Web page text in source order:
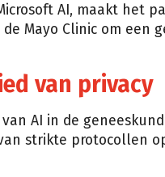
AI, maakt het
Mayo Clinic om een
van privacy
AI in de
strikte protocollen